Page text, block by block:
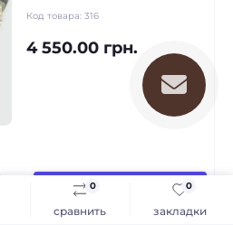
сравнить
0
закладки
0
Код товара: 316
4 550.00 грн.